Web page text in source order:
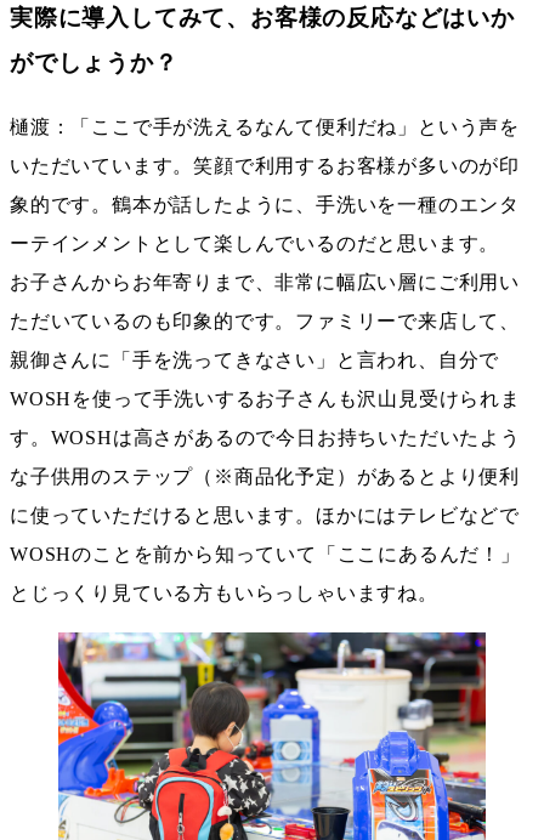
実際に導入してみて、お客様の反応などはいか
がでしょうか？
樋渡：「ここで手が洗えるなんて便利だね」という声を
いただいています。笑顔で利用するお客様が多いのが印
象的です。鶴本が話したように、手洗いを一種のエンタ
ーテインメントとして楽しんでいるのだと思います。
お子さんからお年寄りまで、非常に幅広い層にご利用い
ただいているのも印象的です。ファミリーで来店して、
親御さんに「手を洗ってきなさい」と言われ、自分で
WOSHを使って手洗いするお子さんも沢山見受けられま
す。WOSHは高さがあるので今日お持ちいただいたよう
な子供用のステップ（※商品化予定）があるとより便利
に使っていただけると思います。ほかにはテレビなどで
WOSHのことを前から知っていて「ここにあるんだ！」
とじっくり見ている方もいらっしゃいますね。